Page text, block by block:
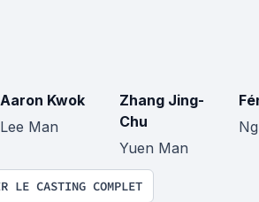
Aaron Kwok
Lee Man
Zhang Jing-
Chu
Yuen Man
LE CASTING COMPLET